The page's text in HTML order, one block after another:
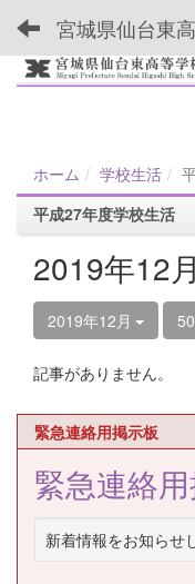
宮城県仙台東
ホーム 学校生活
平成27年度学校生活
2019年12
2019年12月
記事がありません。
緊急連絡用掲示板
緊急連絡
新着情報をお知らせ